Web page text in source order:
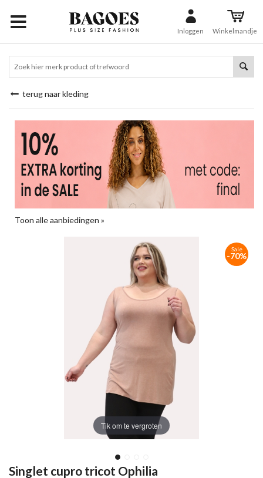
Inloggen Winkelmandje
terug naar kleding
Toon alle aanbiedingen »
Tik om te vergroten
Sale
-70%
Singlet cupro tricot Ophilia